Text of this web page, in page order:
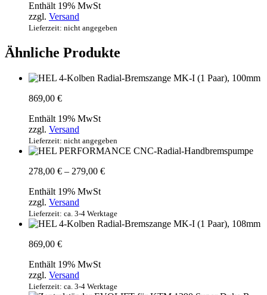
Enthält 19% MwSt
zzgl. Versand
Lieferzeit: nicht angegeben
Ähnliche Produkte
869,00 €
Enthält 19% MwSt
zzgl. Versand
Lieferzeit: nicht angegeben
278,00 € – 279,00 €Preisspanne:
Enthält 19% MwSt
zzgl. Versand
Lieferzeit: ca. 3-4 Werktage
869,00 €
Enthält 19% MwSt
zzgl. Versand
Lieferzeit: ca. 3-4 Werktage